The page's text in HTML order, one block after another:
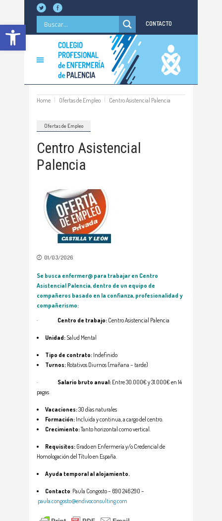
Abrir barra de herramientas CONTACTO
Home Ofertas de Empleo Centro Asistencial Palencia
Ofertas de Empleo
Centro Asistencial
Palencia
01/03/2026
Se busca enfermer@ para trabajar en Centro
Asistencial Palencia, dentro de un equipo de
compañeros basado en la confianza, profesionalidad y
compañerismo:
· Centro de trabajo: Centro Asistencial Palencia
Unidad: Salud Mental
Tipo de contrato: Indefinido
Turnos: Rotativos Diurnos (mañana – tarde)
· Salario bruto anual: Entre 30.000€ y 31.000€ en 14
pagas
Vacaciones:30 días naturales
Formación: Incluida y continua, a cargo del centro.
Crecimiento:Tanto horizontal como vertical.
Requisitos: Grado en Enfermería y/o Credencial de
Homologación del Título en España.
Ayuda temporal al alojamiento.
Contacto: Paula Congosto – 690 246 290 –
paula.congosto@endivoconsulting.com